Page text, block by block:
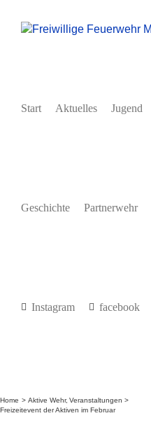
Inhalt
Start Aktuelles Jugend
Geschichte Partnerwehr
Instagram facebook
Home Aktive Wehr Veranstaltungen
Freizeit­event der Aktiven im Feb­ru­ar